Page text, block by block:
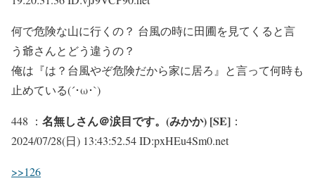
何で危険な山に行くの？ 台風の時に田圃を見てくると言
う爺さんとどう違うの？
俺は『は？台風やぞ危険だから家に居ろ』と言って何時も
止めている(´･ω･`)
448 ： 名無しさん＠涙目です。(みかか) [SE] ：
2024/07/28(日) 13:43:52.54 ID:pxHEu4Sm0.net
>>126